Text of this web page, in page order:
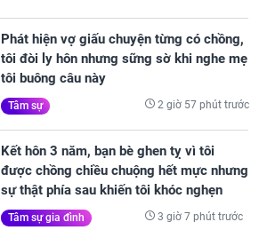
Phát hiện vợ giấu chuyện từng có chồng,
tôi đòi ly hôn nhưng sững sờ khi nghe mẹ
tôi buông câu này
Tâm sự 2 giờ 57 phút trước
Kết hôn 3 năm, bạn bè ghen tỵ vì tôi
được chồng chiều chuộng hết mực nhưng
sự thật phía sau khiến tôi khóc nghẹn
Tâm sự gia đình 3 giờ 7 phút trước